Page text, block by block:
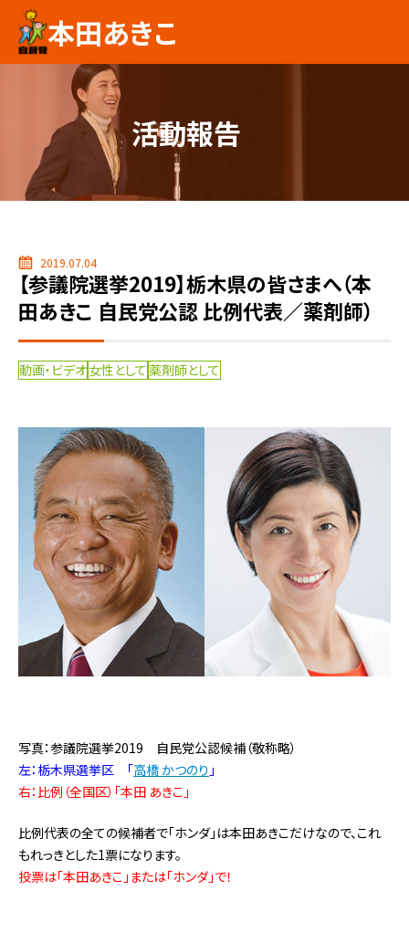
本田あきこ
活動報告
2019.07.04
【参議院選挙2019】栃木県の皆さまへ（本
田あきこ 自民党公認 比例代表／薬剤師）
動画・ビデオ女性として 薬剤師として
写真：参議院選挙2019 自民党公認候補（敬称略）
左：栃木県選挙区 「高橋 かつのり 」
右：比例（全国区）「本田 あきこ」
比例代表の全ての候補者で「ホンダ」は本田あきこだけなので、これ
もれっきとした1票になります。
投票は「本田あきこ」または「ホンダ」で！